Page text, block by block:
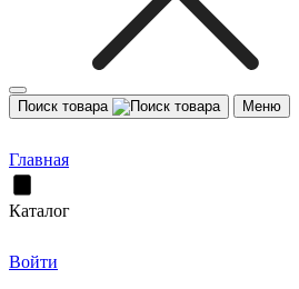
Поиск товара Меню
Главная
Каталог
Войти